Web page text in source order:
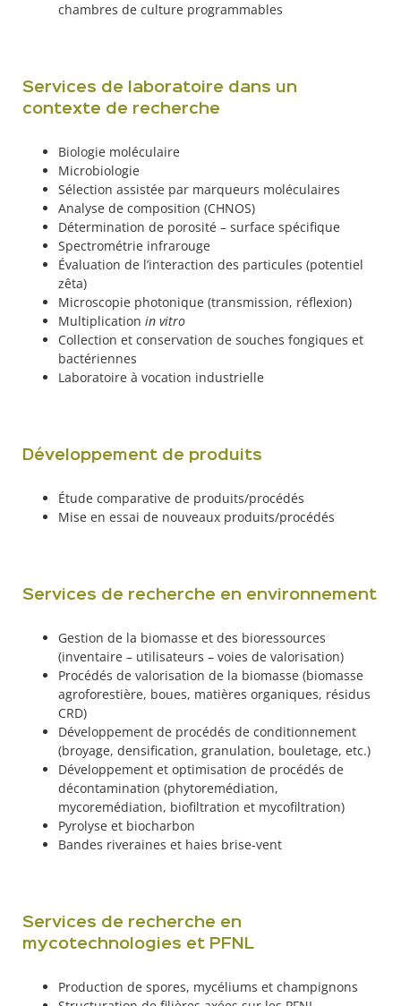
chambres de culture programmables
Services de laboratoire dans un
contexte de recherche
Biologie moléculaire
Microbiologie
Sélection assistée par marqueurs moléculaires
Analyse de composition (CHNOS)
Détermination de porosité – surface spécifique
Spectrométrie infrarouge
Évaluation de l’interaction des particules (potentiel
zêta)
Microscopie photonique (transmission, réflexion)
Multiplication in vitro
Collection et conservation de souches fongiques et
bactériennes
Laboratoire à vocation industrielle
Développement de produits
Étude comparative de produits/procédés
Mise en essai de nouveaux produits/procédés
Services de recherche en environnement
Gestion de la biomasse et des bioressources
(inventaire – utilisateurs – voies de valorisation)
Procédés de valorisation de la biomasse (biomasse
agroforestière, boues, matières organiques, résidus
CRD)
Développement de procédés de conditionnement
(broyage, densification, granulation, bouletage, etc.)
Développement et optimisation de procédés de
décontamination (phytoremédiation,
mycoremédiation, biofiltration et mycofiltration)
Pyrolyse et biocharbon
Bandes riveraines et haies brise-vent
Services de recherche en
mycotechnologies et PFNL
Production de spores, mycéliums et champignons